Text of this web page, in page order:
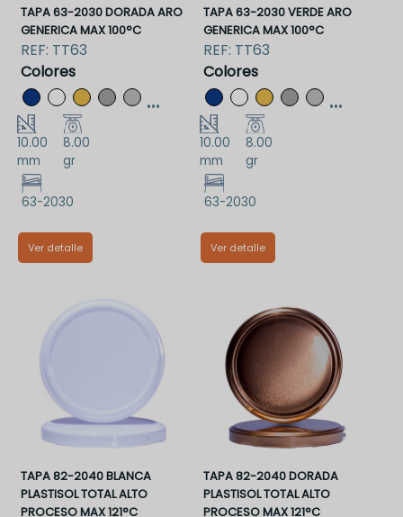
TAPA 63-2030 DORADA ARO
GENERICA MAX 100°C
REF: TT63
Colores
...
10.00
mm
8.00
gr
63-2030
Ver detalle
TAPA 63-2030 VERDE ARO
GENERICA MAX 100°C
REF: TT63
Colores
...
10.00
mm
8.00
gr
63-2030
Ver detalle
TAPA 82-2040 BLANCA
PLASTISOL TOTAL ALTO
PROCESO MAX 121°C
TAPA 82-2040 DORADA
PLASTISOL TOTAL ALTO
PROCESO MAX 121°C